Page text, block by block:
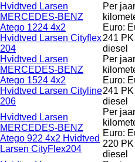
Hvidtved Larsen
MERCEDES-BENZ
Atego 1224 4x2
Hvidtved Larsen Cityflex
204
Per
Euro:
241
diesel
Hvidtved Larsen
MERCEDES-BENZ
Atego 1524 4x2
Hvidtved Larsen Cityline
206
Per
Euro:
241
diesel
Hvidtved Larsen
MERCEDES-BENZ
Atego 922 4x2 Hvidtved
Larsen CityFlex204
Per
Euro:
220
diesel